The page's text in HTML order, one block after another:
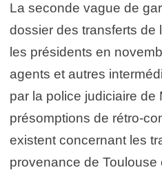
La seconde vague de
dossier des transferts de
les présidents en
agents et autres
par la police judiciaire de
présomptions de rétro-
existent concernant les
provenance de Toulouse